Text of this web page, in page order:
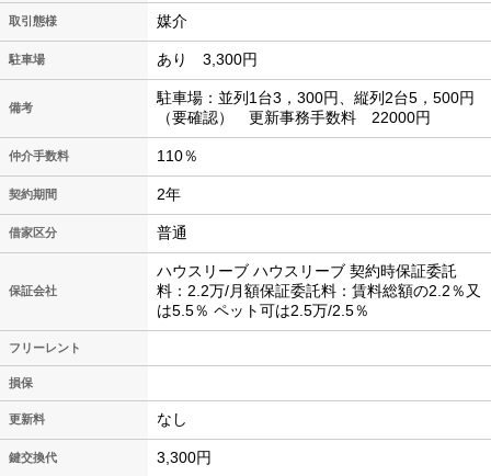
取引態様 媒介
駐車場 あり 3,300円
備考
駐車場：並列1台3，300円、縦列2台5，500円
（要確認） 更新事務手数料 22000円
仲介手数料 110％
契約期間 2年
借家区分 普通
保証会社
ハウスリーブ ハウスリーブ 契約時保証委託
料：2.2万/月額保証委託料：賃料総額の2.2％又
は5.5％ ペット可は2.5万/2.5％
フリーレント
損保
更新料 なし
鍵交換代 3,300円